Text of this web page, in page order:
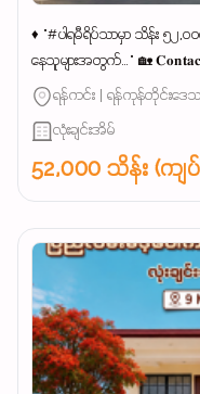
♦ "#ပါရမီရိပ်သာမှာ သိန်း ၅၂
နေသူများအတွက်…" 🏡
ရန်ကင်း | ရန်ကုန်တိုင်းဒေသ
လုံးချင်းအိမ်
52,000 သိန်း (ကျ